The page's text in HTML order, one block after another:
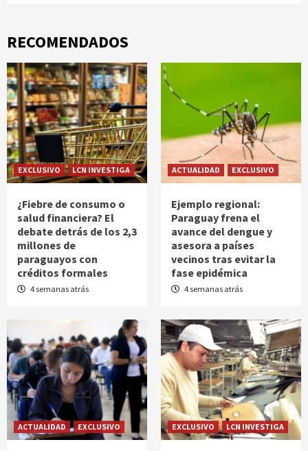
RECOMENDADOS
EXCLUSIVO LCN INVESTIGA
¿Fiebre de consumo o
salud financiera? El
debate detrás de los 2,3
millones de
paraguayos con
créditos formales
4 semanas atrás
ACTUALIDAD EXCLUSIVO
Ejemplo regional:
Paraguay frena el
avance del dengue y
asesora a países
vecinos tras evitar la
fase epidémica
4 semanas atrás
ACTUALIDAD EXCLUSIVO EXCLUSIVO LCN INVESTIGA